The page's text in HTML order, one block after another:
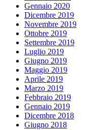
Gennaio 2020
Dicembre 2019
Novembre 2019
Ottobre 2019
Settembre 2019
Luglio 2019
Giugno 2019
Maggio 2019
Aprile 2019
Marzo 2019
Febbraio 2019
Gennaio 2019
Dicembre 2018
Giugno 2018